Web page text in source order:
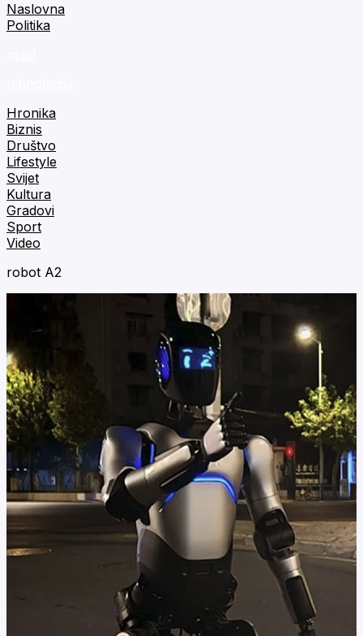
Naslovna
Politika
Hronika
Biznis
Društvo
Lifestyle
Svijet
Kultura
Gradovi
Sport
Video
robot A2